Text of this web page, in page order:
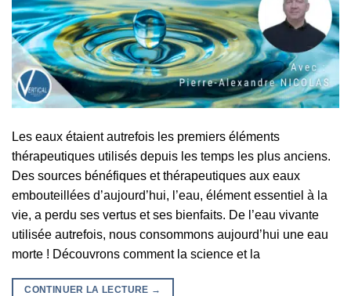
Les eaux étaient autrefois les premiers éléments
thérapeutiques utilisés depuis les temps les plus anciens.
Des sources bénéfiques et thérapeutiques aux eaux
embouteillées d’aujourd’hui, l’eau, élément essentiel à la
vie, a perdu ses vertus et ses bienfaits. De l’eau vivante
utilisée autrefois, nous consommons aujourd’hui une eau
morte ! Découvrons comment la science et la
CONTINUER LA LECTURE →